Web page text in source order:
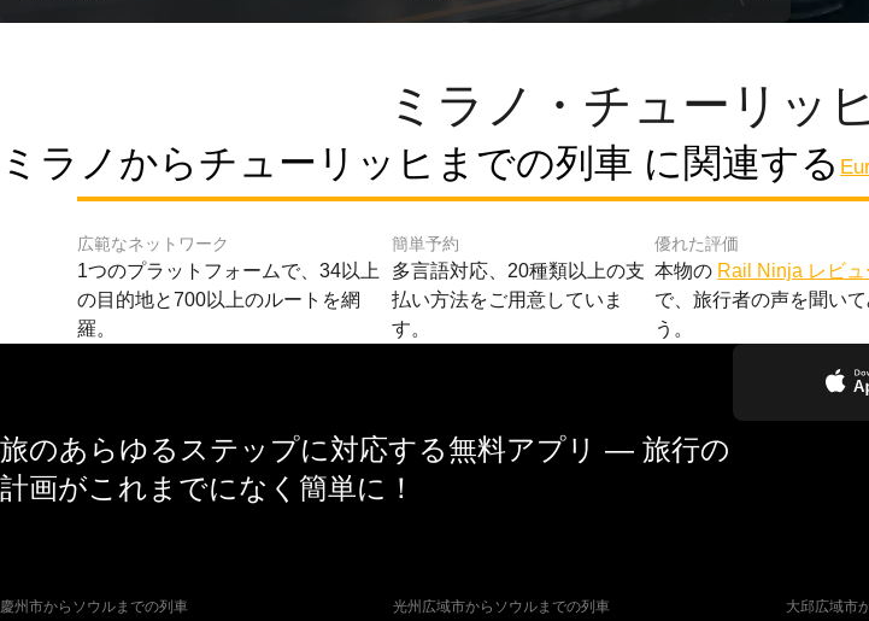
ミラノ・チューリッ
ミラノからチューリッヒまでの列車 に関連する
広範なネットワーク
1つのプラットフォームで、34以上
の目的地と700以上のルートを網
羅。
簡単予約
多言語対応、20種類以上の支
払い方法をご用意していま
す。
優れた評価
本物の Rail Ninja レビュ
で、旅行者の声を聞いて
う。
旅のあらゆるステップに対応する無料アプリ — 旅行の
計画がこれまでになく簡単に！
慶州市からソウルまでの列車 光州広域市からソウルまでの列車 大邱広域市